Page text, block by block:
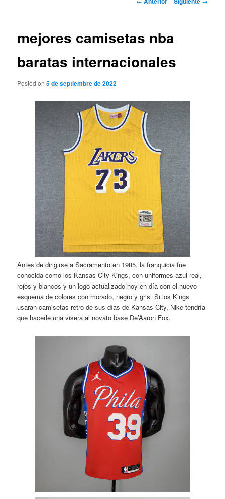
mejores camisetas nba
baratas internacionales
Posted on5 de septiembre de 2022
Antes de dirigirse a Sacramento en 1985, la franquicia fue
conocida como los Kansas City Kings, con uniformes azul real,
rojos y blancos y un logo actualizado hoy en día con el nuevo
esquema de colores con morado, negro y gris. Si los Kings
usaran camisetas retro de sus días de Kansas City, Nike tendría
que hacerle una visera al novato base De’Aaron Fox.